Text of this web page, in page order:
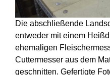
Die abschließende
entweder mit einem
ehemaligen
Cuttermesser aus dem
geschnitten. Gefertigte